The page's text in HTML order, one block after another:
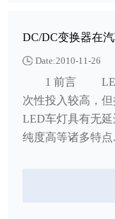
DC/DC变换器在
Date:2010-11-26
1 前言 LED被
次性投入较高，
LED车灯具有无
纯度高等诸多特点